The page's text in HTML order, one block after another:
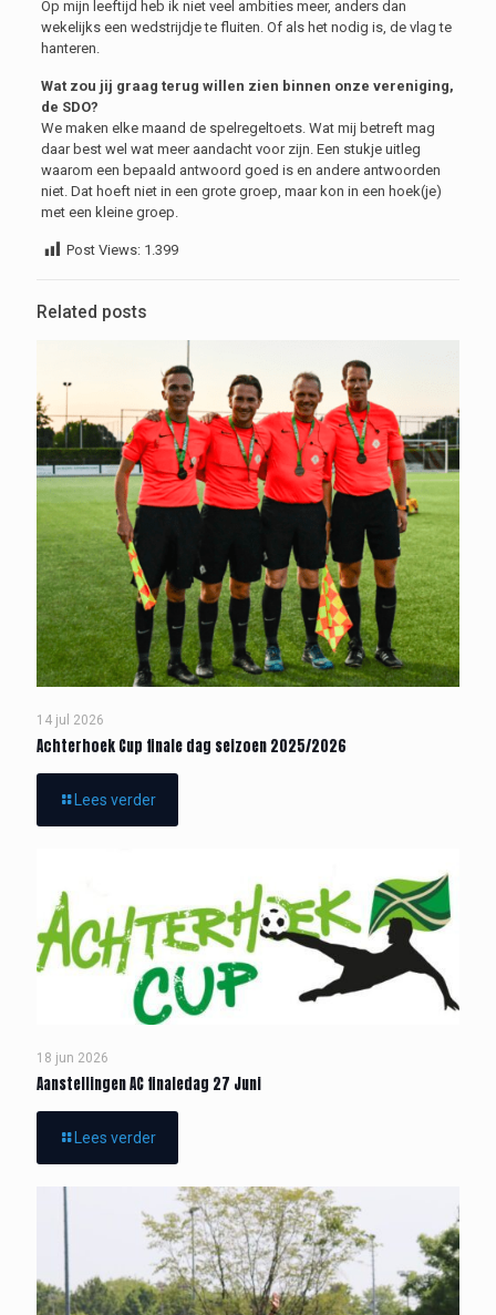
Op mijn leeftijd heb ik niet veel ambities meer, anders dan
wekelijks een wedstrijdje te fluiten. Of als het nodig is, de vlag te
hanteren.
Wat zou jij graag terug willen zien binnen onze vereniging,
de SDO?
We maken elke maand de spelregeltoets. Wat mij betreft mag
daar best wel wat meer aandacht voor zijn. Een stukje uitleg
waarom een bepaald antwoord goed is en andere antwoorden
niet. Dat hoeft niet in een grote groep, maar kon in een hoek(je)
met een kleine groep.
Post Views: 1.399
Related posts
14 jul 2026
Achterhoek Cup finale dag seizoen 2025/2026
Lees verder
18 jun 2026
Aanstellingen AC finaledag 27 Juni
Lees verder